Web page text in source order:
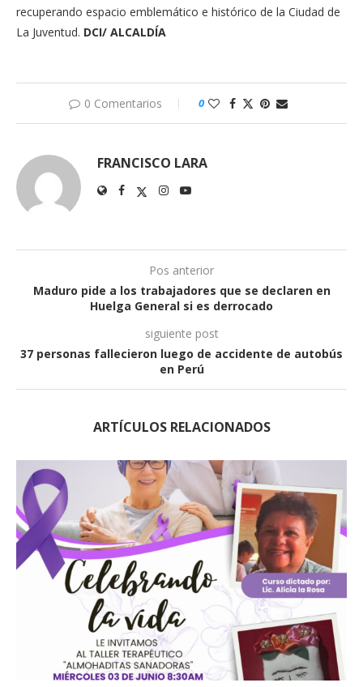
recuperando espacio emblemático e histórico de la Ciudad de
La Juventud. DCI/ ALCALDÍA
0 Comentarios 0
FRANCISCO LARA
Pos anterior
Maduro pide a los trabajadores que se declaren en
Huelga General si es derrocado
siguiente post
37 personas fallecieron luego de accidente de autobús
en Perú
ARTÍCULOS RELACIONADOS